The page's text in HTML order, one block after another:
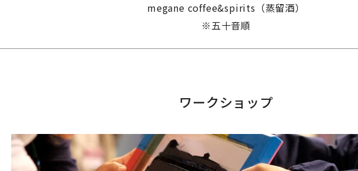
megane coffee&spirits（蒸留酒）
※五十音順
ワークショップ